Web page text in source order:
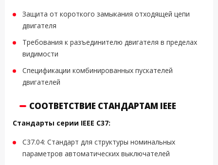
Защита от короткого замыкания отходящей цепи
двигателя
Требования к разъединителю двигателя в пределах
видимости
Спецификации комбинированных пускателей
двигателей
СООТВЕТСТВИЕ СТАНДАРТАМ IEEE
Стандарты серии IEEE C37:
C37.04: Стандарт для структуры номинальных
параметров автоматических выключателей